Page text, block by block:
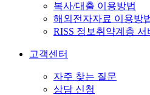
복사/대출 이용방법
해외전자자료 이용방
RISS 정보취약계층 서
고객센터
자주 찾는 질문
상담 신청